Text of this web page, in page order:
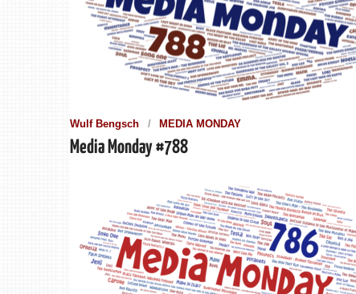
Wulf Bengsch MEDIA MONDAY
Media Monday #788